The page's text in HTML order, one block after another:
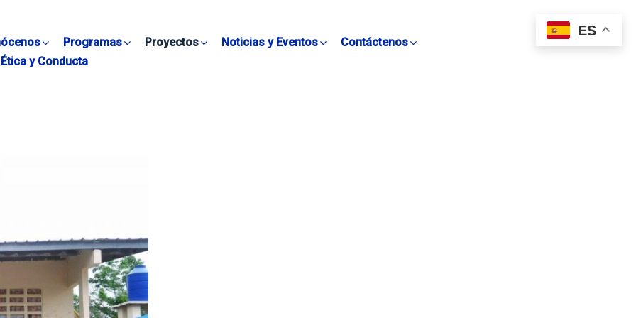
Programas Proyectos Noticias y Eventos
Contáctenos
y Conducta
ES